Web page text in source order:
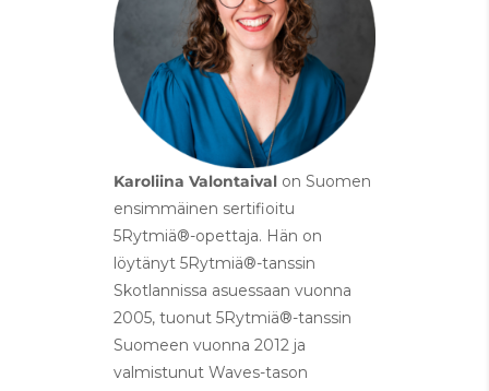
Karoliina Valontaival on Suomen
ensimmäinen sertifioitu
5Rytmiä®-opettaja. Hän on
löytänyt 5Rytmiä®-tanssin
Skotlannissa asuessaan vuonna
2005, tuonut 5Rytmiä®-tanssin
Suomeen vuonna 2012 ja
valmistunut Waves-tason